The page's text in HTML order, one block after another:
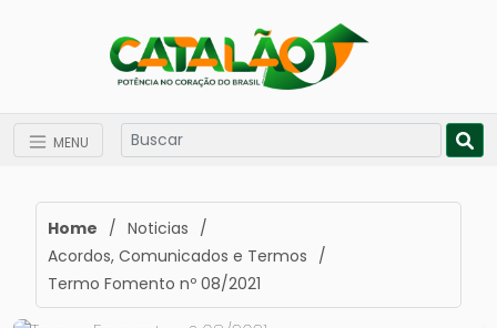
MENU
Home / Noticias /
Acordos, Comunicados e Termos /
Termo Fomento nº 08/2021